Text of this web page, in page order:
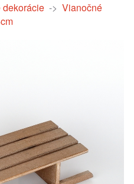
-> Vianočné